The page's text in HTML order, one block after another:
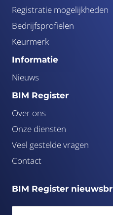
Registratie mogelijkheden
Bedrijfsprofielen
Keurmerk
Informatie
Nieuws
BIM Register
Over ons
Onze diensten
Veel gestelde vragen
Contact
BIM Register